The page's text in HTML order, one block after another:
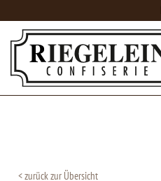
< zurück zur Übersicht